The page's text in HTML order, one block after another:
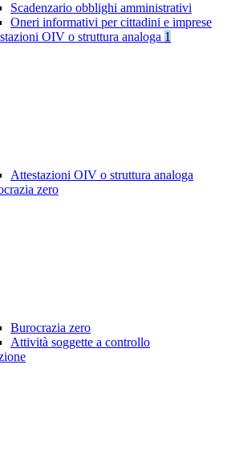
Scadenzario obblighi amministrativi
Oneri informativi per cittadini e imprese
OIV o struttura analoga 1
Attestazioni OIV o struttura analoga
zero
Burocrazia zero
Attività soggette a controllo